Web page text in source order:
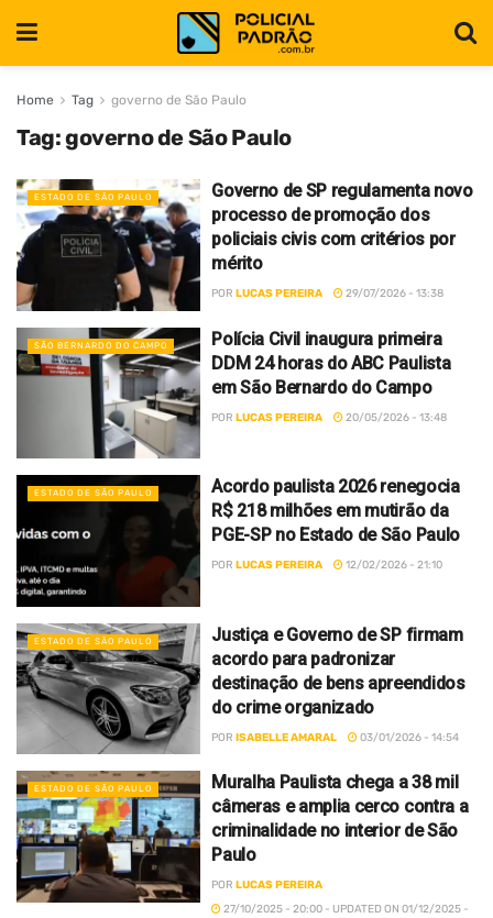
Home Tag governo de São Paulo
Tag:governo de São Paulo
ESTADO DE SÃO PAULO
Governo de SP regulamenta novo
processo de promoção dos
policiais civis com critérios por
mérito
POR LUCAS PEREIRA 29/07/2026 - 13:38
SÃO BERNARDO DO CAMPO
Polícia Civil inaugura primeira
DDM 24 horas do ABC Paulista
em São Bernardo do Campo
POR LUCAS PEREIRA 20/05/2026 - 13:48
ESTADO DE SÃO PAULO
Acordo paulista 2026 renegocia
R$ 218 milhões em mutirão da
PGE-SP no Estado de São Paulo
POR LUCAS PEREIRA 12/02/2026 - 21:10
ESTADO DE SÃO PAULO
Justiça e Governo de SP firmam
acordo para padronizar
destinação de bens apreendidos
do crime organizado
POR ISABELLE AMARAL 03/01/2026 - 14:54
ESTADO DE SÃO PAULO
Muralha Paulista chega a 38 mil
câmeras e amplia cerco contra a
criminalidade no interior de São
Paulo
POR LUCAS PEREIRA
27/10/2025 - 20:00 - UPDATED ON 01/12/2025 -